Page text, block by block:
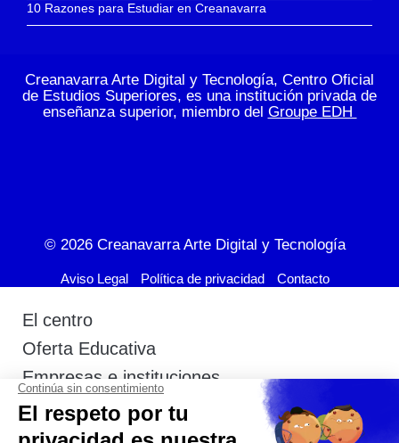
10 Razones para Estudiar en Creanavarra
Creanavarra Arte Digital y Tecnología, Centro Oficial
de Estudios Superiores, es una institución privada de
enseñanza superior, miembro del Groupe EDH
© 2026 Creanavarra Arte Digital y Tecnología
Aviso Legal Política de privacidad Contacto
El centro
Oferta Educativa
Empresas e instituciones
Actualidad
Admisión